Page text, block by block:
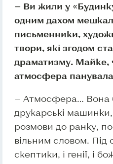
— Ви жили у
одним дахом
письменники,
твори, які згодом
драматизму. Майке,
атмосфера
— Атмосфера… Вона
друкарські
розмови до ранку,
вільним словом. Під
скептики, і генії, і